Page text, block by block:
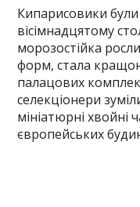
Кипарисовики
вісімнадцятому
морозостійка
форм, стала
палацових
селекціонери
мініатюрні хвойні
європейських